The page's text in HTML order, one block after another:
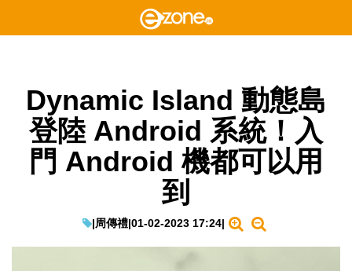
Dynamic Island 動態島
登陸 Android 系統！入
門 Android 機都可以用
到
|周傳禮|01-02-2023 17:24|